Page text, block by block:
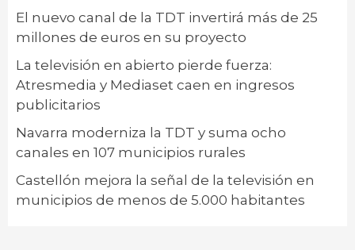
El nuevo canal de la TDT invertirá más de 25
millones de euros en su proyecto
La televisión en abierto pierde fuerza:
Atresmedia y Mediaset caen en ingresos
publicitarios
Navarra moderniza la TDT y suma ocho
canales en 107 municipios rurales
Castellón mejora la señal de la televisión en
municipios de menos de 5.000 habitantes